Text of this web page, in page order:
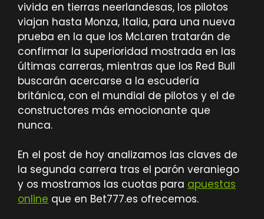
vivida en tierras neerlandesas, los pilotos
viajan hasta Monza, Italia, para una nueva
prueba en la que los McLaren tratarán de
confirmar la superioridad mostrada en las
últimas carreras, mientras que los Red Bull
buscarán acercarse a la escudería
británica, con el mundial de pilotos y el de
constructores más emocionante que
nunca.
En el post de hoy analizamos las claves de
la segunda carrera tras el parón veraniego
y os mostramos las cuotas para apuestas
online que en Bet777.es ofrecemos.